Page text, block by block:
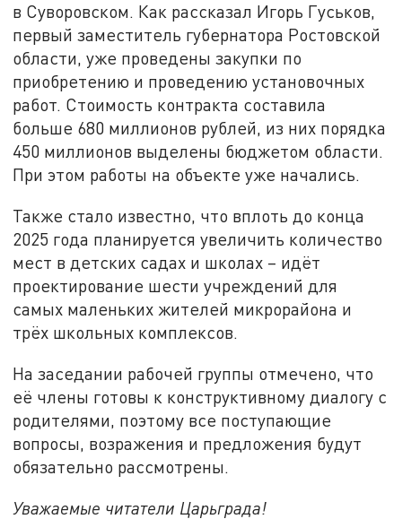
в Суворовском. Как рассказал Игорь Гуськов,
первый заместитель губернатора Ростовской
области, уже проведены закупки по
приобретению и проведению установочных
работ. Стоимость контракта составила
больше 680 миллионов рублей, из них порядка
450 миллионов выделены бюджетом области.
При этом работы на объекте уже начались.
Также стало известно, что вплоть до конца
2025 года планируется увеличить количество
мест в детских садах и школах – идёт
проектирование шести учреждений для
самых маленьких жителей микрорайона и
трёх школьных комплексов.
На заседании рабочей группы отмечено, что
её члены готовы к конструктивному диалогу с
родителями, поэтому все поступающие
вопросы, возражения и предложения будут
обязательно рассмотрены.
Уважаемые читатели Царьграда!